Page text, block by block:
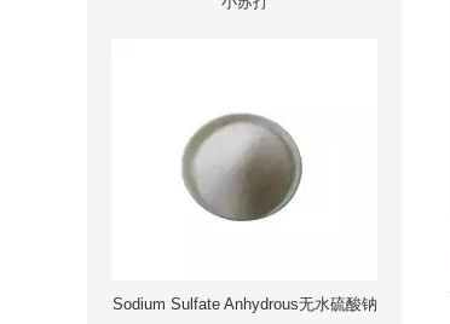
Sodium Sulfate Anhydrous无水硫酸钠